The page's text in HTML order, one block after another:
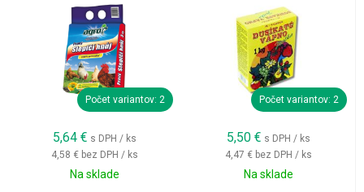
Počet variantov: 2
5,64 € s DPH / ks
4,58 € bez DPH / ks
Na sklade
Počet variantov: 2
5,50 € s DPH / ks
4,47 € bez DPH / ks
Na sklade